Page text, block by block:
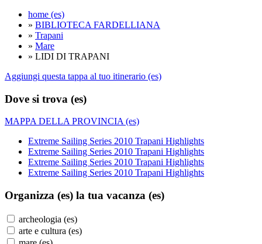
home (es)
» BIBLIOTECA FARDELLIANA
» Trapani
» Mare
» LIDI DI TRAPANI
Aggiungi questa tappa al tuo itinerario (es)
Dove si trova (es)
MAPPA DELLA PROVINCIA (es)
Extreme Sailing Series 2010 Trapani Highlights
Extreme Sailing Series 2010 Trapani Highlights
Extreme Sailing Series 2010 Trapani Highlights
Extreme Sailing Series 2010 Trapani Highlights
Organizza (es) la tua vacanza (es)
archeologia (es)
arte e cultura (es)